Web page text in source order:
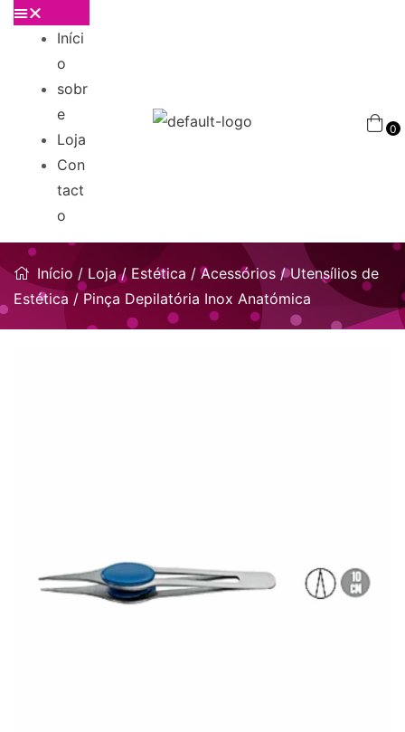
Iníci
o
sobr
e
Loja
Con
tact
o
0
Início / Loja/Estética /Acessórios / Utensílios de
Estética / Pinça Depilatória Inox Anatómica